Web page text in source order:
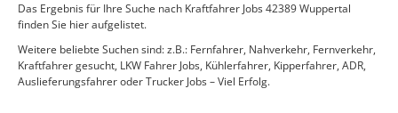
Das Ergebnis für Ihre Suche nach Kraftfahrer Jobs 42389 Wuppertal
finden Sie hier aufgelistet.
Weitere beliebte Suchen sind: z.B.: Fernfahrer, Nahverkehr, Fernverkehr,
Kraftfahrer gesucht, LKW Fahrer Jobs, Kühlerfahrer, Kipperfahrer, ADR,
Auslieferungsfahrer oder Trucker Jobs – Viel Erfolg.